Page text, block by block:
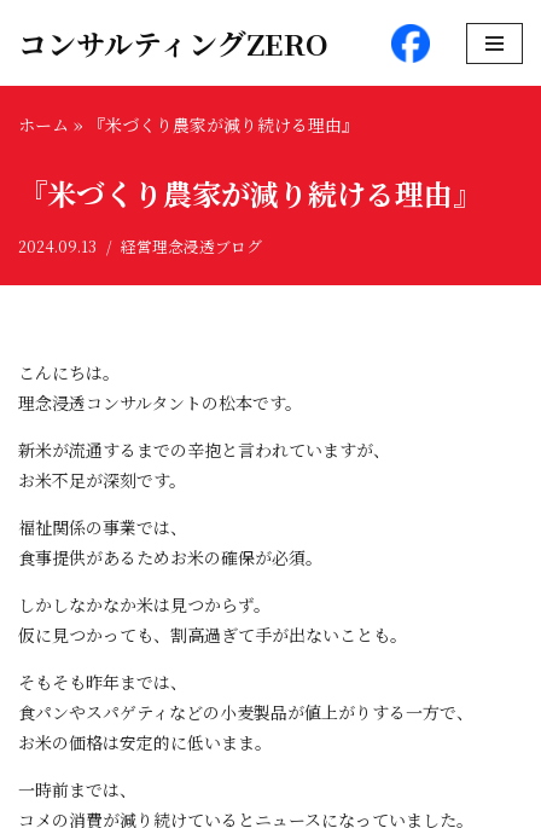
テ
ス
コンサルティングZERO
ホーム » 『米づくり農家が減り続ける理由』
『米づくり農家が減り続ける理由』
2024.09.13 経営理念浸透ブログ
こんにちは。
理念浸透コンサルタントの松本です。
新米が流通するまでの辛抱と言われていますが、
お米不足が深刻です。
福祉関係の事業では、
食事提供があるためお米の確保が必須。
しかしなかなか米は見つからず。
仮に見つかっても、割高過ぎて手が出ないことも。
そもそも昨年までは、
食パンやスパゲティなどの小麦製品が値上がりする一方で、
お米の価格は安定的に低いまま。
一時前までは、
コメの消費が減り続けているとニュースになっていました。